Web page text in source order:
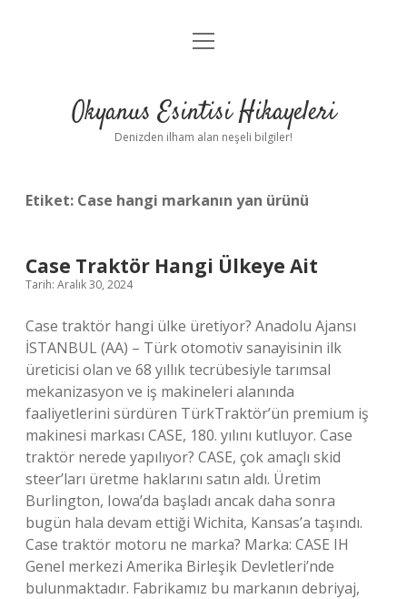
Anasayfa
Yasal Uyarı
menüyü
Okyanus Esintisi Hikayeleri
Denizden ilham alan neşeli bilgiler!
Etiket: Case hangi markanın yan ürünü
Case Traktör Hangi Ülkeye Ait
Tarih: Aralık 30, 2024
Case traktör hangi ülke üretiyor? Anadolu Ajansı
İSTANBUL (AA) – Türk otomotiv sanayisinin ilk
üreticisi olan ve 68 yıllık tecrübesiyle tarımsal
mekanizasyon ve iş makineleri alanında
faaliyetlerini sürdüren TürkTraktör’ün premium iş
makinesi markası CASE, 180. yılını kutluyor. Case
traktör nerede yapılıyor? CASE, çok amaçlı skid
steer’ları üretme haklarını satın aldı. Üretim
Burlington, Iowa’da başladı ancak daha sonra
bugün hala devam ettiği Wichita, Kansas’a taşındı.
Case traktör motoru ne marka? Marka: CASE IH
Genel merkezi Amerika Birleşik Devletleri’nde
bulunmaktadır. Fabrikamız bu markanın debriyaj,